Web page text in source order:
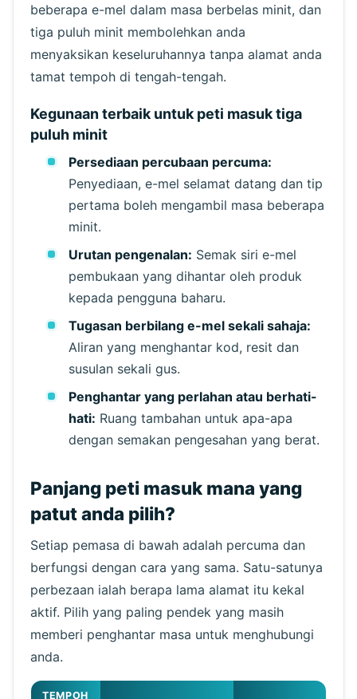
Menunggu e-mel yang masuk...
Segar Semula
beberapa e-mel dalam masa berbelas minit, dan
tiga puluh minit membolehkan anda
menyaksikan keseluruhannya tanpa alamat anda
tamat tempoh di tengah-tengah.
Kegunaan terbaik untuk peti masuk tiga
puluh minit
Persediaan percubaan percuma:
Penyediaan, e-mel selamat datang dan tip
pertama boleh mengambil masa beberapa
minit.
Urutan pengenalan: Semak siri e-mel
pembukaan yang dihantar oleh produk
kepada pengguna baharu.
Tugasan berbilang e-mel sekali sahaja:
Aliran yang menghantar kod, resit dan
susulan sekali gus.
Penghantar yang perlahan atau berhati-
hati: Ruang tambahan untuk apa-apa
dengan semakan pengesahan yang berat.
Panjang peti masuk mana yang
patut anda pilih?
Setiap pemasa di bawah adalah percuma dan
berfungsi dengan cara yang sama. Satu-satunya
perbezaan ialah berapa lama alamat itu kekal
aktif. Pilih yang paling pendek yang masih
memberi penghantar masa untuk menghubungi
anda.
TEMPOH